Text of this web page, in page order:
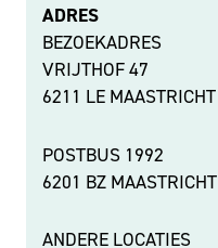
ADRES
BEZOEKADRES
VRIJTHOF 47
6211 LE MAASTRICHT
POSTBUS 1992
6201 BZ MAASTRICHT
ANDERE LOCATIES